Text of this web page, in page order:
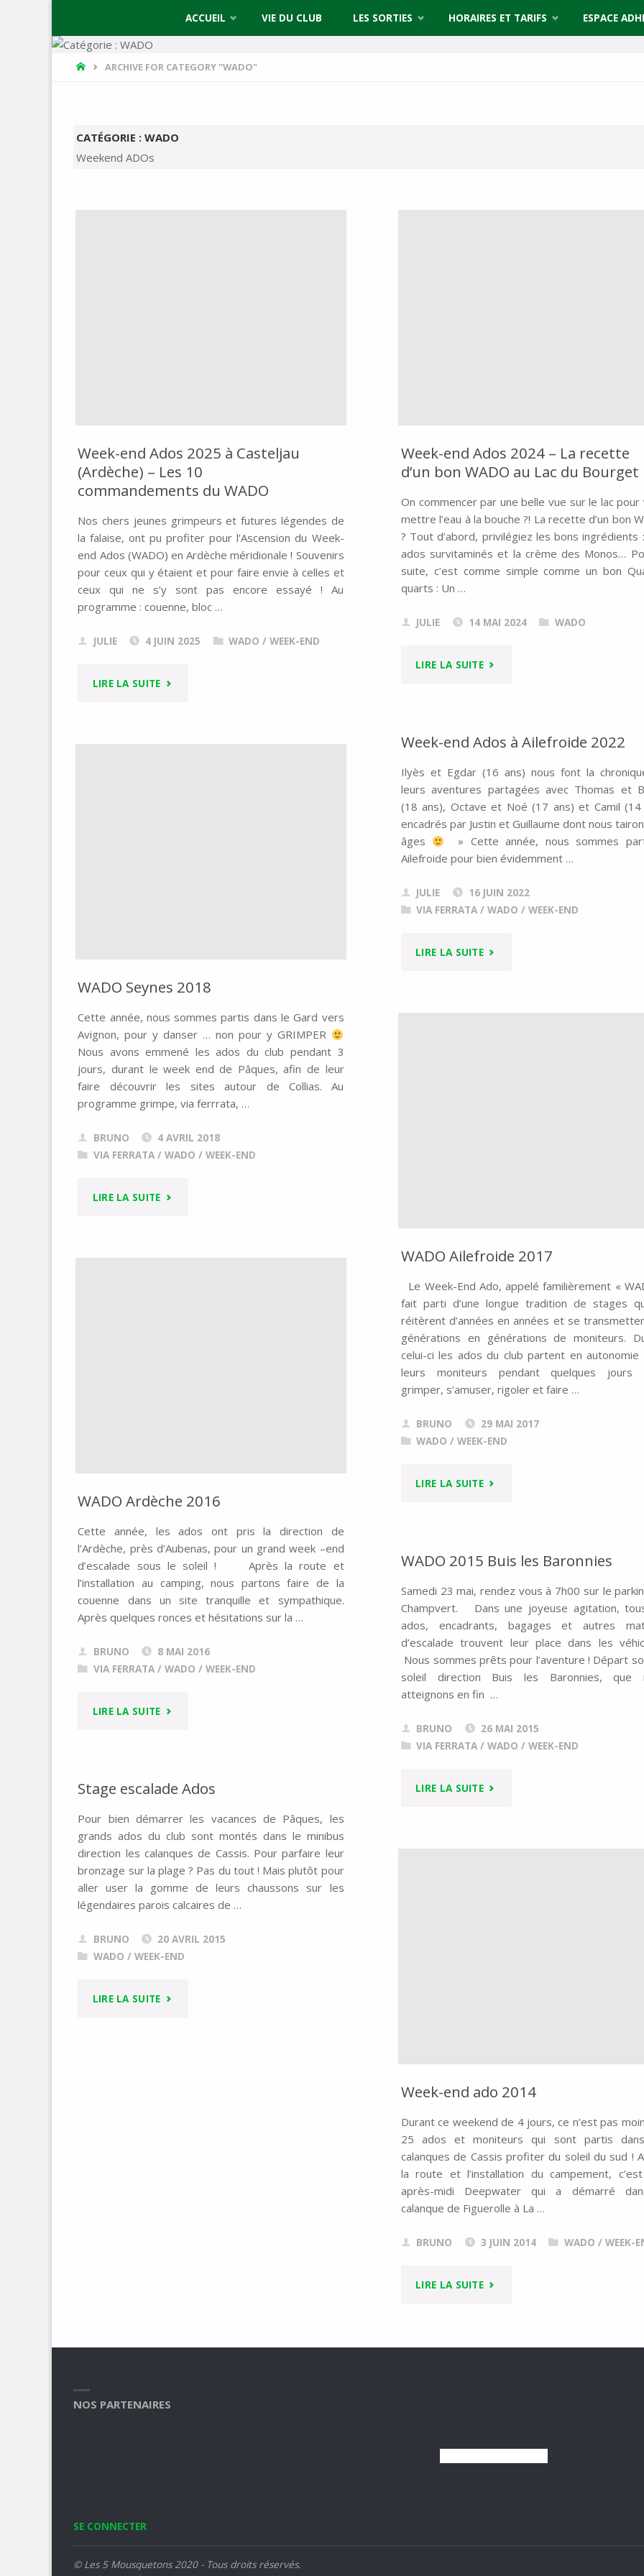
Skip
ACCUEIL VIE DU CLUB LES SORTIES HORAIRES ET TARIFS ESPACE
HOMEARCHIVE FOR CATEGORY "WADO"
CATÉGORIE :WADO
Weekend ADOs
Week-end Ados 2025 à Casteljau
(Ardèche) – Les 10
commandements du WADO
Nos chers jeunes grimpeurs et futures légendes de
la falaise, ont pu profiter pour l’Ascension du Week-
end Ados (WADO) en Ardèche méridionale ! Souvenirs
pour ceux qui y étaient et pour faire envie à celles et
ceux qui ne s’y sont pas encore essayé ! Au
programme : couenne, bloc …
JULIE 4 JUIN 2025 WADO /WEEK-END
LIRE LA SUITE"WEEK-
DU
Week-end Ados 2024 – La recette
d’un bon WADO au Lac du Bourget
On commencer par une belle vue sur le lac pour
mettre l’eau à la bouche ?! La recette d’un bon
? Tout d’abord, privilégiez les bons ingrédients
ados survitaminés et la crème des Monos…
suite, c’est comme simple comme un bon
quarts : Un …
JULIE 14 MAI 2024 WADO
LIRE LA SUITE"WEEK-
–
LA
RECETTE
BON
WADO
Week-end Ados à Ailefroide 2022
Ilyès et Egdar (16 ans) nous font la
leurs aventures partagées avec Thomas et
(18 ans), Octave et Noé (17 ans) et Camil (14
encadrés par Justin et Guillaume dont nous
âges
» Cette année, nous sommes
Ailefroide pour bien évidemment …
JULIE
16 JUIN 2022
VIA FERRATA /WADO /WEEK-END
LIRE LA SUITE"WEEK-
WADO Seynes 2018
Cette année, nous sommes partis dans le Gard vers
Avignon, pour y danser … non pour y GRIMPER
Nous avons emmené les ados du club pendant 3
jours, durant le week end de Pâques, afin de leur
faire découvrir les sites autour de Collias. Au
programme grimpe, via ferrrata, …
BRUNO
4 AVRIL 2018
VIA FERRATA/ WADO / WEEK-END
LIRE LA SUITE"WADO
WADO Ailefroide 2017
Le Week-End Ado, appelé familièrement «
fait parti d’une longue tradition de stages
réitèrent d’années en années et se
générations en générations de moniteurs.
celui-ci les ados du club partent en autonomie
leurs moniteurs pendant quelques jours
grimper, s’amuser, rigoler et faire …
BRUNO
29 MAI 2017
WADO /WEEK-END
LIRE LA SUITE"WADO
WADO Ardèche 2016
Cette année, les ados ont pris la direction de
l’Ardèche, près d’Aubenas, pour un grand week –end
d’escalade sous le soleil ! Après la route et
l’installation au camping, nous partons faire de la
couenne dans un site tranquille et sympathique.
Après quelques ronces et hésitations sur la …
BRUNO
8 MAI 2016
VIA FERRATA/ WADO / WEEK-END
LIRE LA SUITE"WADO
WADO 2015 Buis les Baronnies
Samedi 23 mai, rendez vous à 7h00 sur le
Champvert. Dans une joyeuse agitation,
ados, encadrants, bagages et autres
d’escalade trouvent leur place dans les
Nous sommes prêts pour l’aventure ! Départ
soleil direction Buis les Baronnies, que
atteignons en fin …
BRUNO
26 MAI 2015
VIA FERRATA /WADO /WEEK-END
LIRE LA SUITE"WADO
Stage escalade Ados
Pour bien démarrer les vacances de Pâques, les
grands ados du club sont montés dans le minibus
direction les calanques de Cassis. Pour parfaire leur
bronzage sur la plage ? Pas du tout ! Mais plutôt pour
aller user la gomme de leurs chaussons sur les
légendaires parois calcaires de …
BRUNO
20 AVRIL 2015
WADO / WEEK-END
LIRE LA SUITE"STAGE
Week-end ado 2014
Durant ce weekend de 4 jours, ce n’est pas
25 ados et moniteurs qui sont partis
calanques de Cassis profiter du soleil du sud !
la route et l’installation du campement,
après-midi Deepwater qui a démarré
calanque de Figuerolle à La …
BRUNO 3 JUIN 2014 WADO / WEEK-
LIRE LA SUITE"WEEK-
ADO
NOS PARTENAIRES
SE CONNECTER
© Les 5 Mousquetons 2020 - Tous droits réservés.